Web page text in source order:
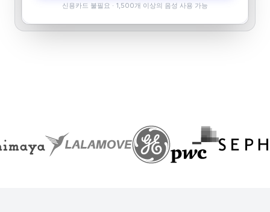
신용카드 불필요 · 1,500개 이상의 음성 사용 가능